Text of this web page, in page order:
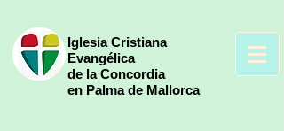
Iglesia Cristiana
Evangélica
de la Concordia
en Palma de Mallorca